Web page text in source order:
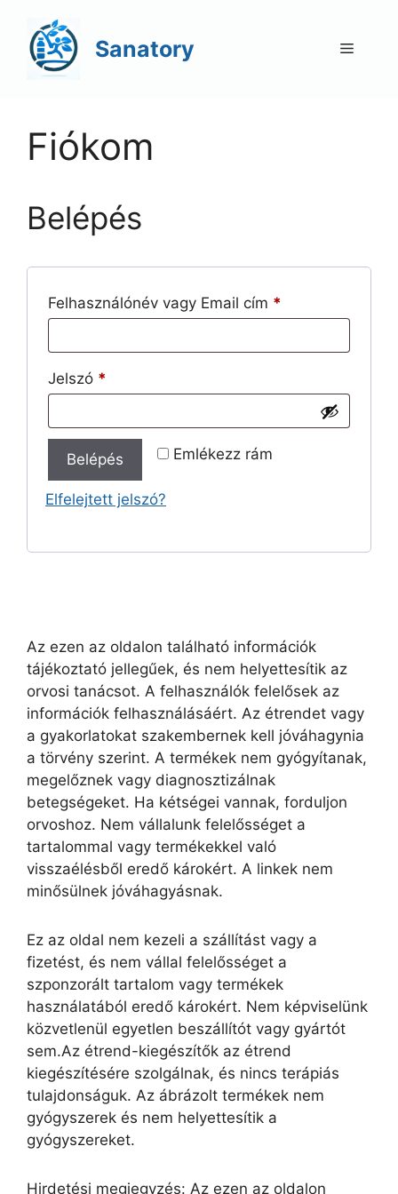
tartalomba
Sanatory Menü
Fiókom
Belépés
Felhasználónév vagy Email cím *
Jelszó *
Emlékezz rám
Belépés
Elfelejtett jelszó?
Az ezen az oldalon található információk
tájékoztató jellegűek, és nem helyettesítik az
orvosi tanácsot. A felhasználók felelősek az
információk felhasználásáért. Az étrendet vagy
a gyakorlatokat szakembernek kell jóváhagynia
a törvény szerint. A termékek nem gyógyítanak,
megelőznek vagy diagnosztizálnak
betegségeket. Ha kétségei vannak, forduljon
orvoshoz. Nem vállalunk felelősséget a
tartalommal vagy termékekkel való
visszaélésből eredő károkért. A linkek nem
minősülnek jóváhagyásnak.
Ez az oldal nem kezeli a szállítást vagy a
fizetést, és nem vállal felelősséget a
szponzorált tartalom vagy termékek
használatából eredő károkért. Nem képviselünk
közvetlenül egyetlen beszállítót vagy gyártót
sem.Az étrend-kiegészítők az étrend
kiegészítésére szolgálnak, és nincs terápiás
tulajdonságuk. Az ábrázolt termékek nem
gyógyszerek és nem helyettesítik a
gyógyszereket.
Hirdetési megjegyzés: Az ezen az oldalon